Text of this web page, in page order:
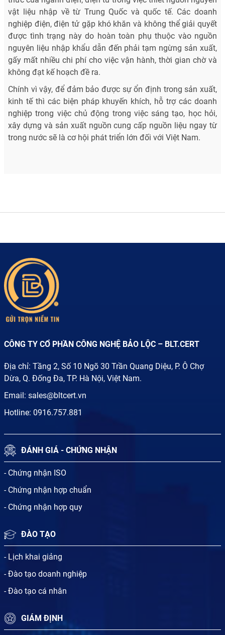
vật liệu nhập về từ Trung Quốc và quốc tế. Các doanh
nghiệp điện, điện tử gặp khó khăn và không thể giải quyết
được tình trạng này do hoàn toàn phụ thuộc vào nguồn
nguyên liệu nhập khẩu dẫn đến phải tạm ngừng sản xuất,
gấy mất nhiều chi phí cho việc vận hành, thời gian chờ và
không đạt kế hoạch đề ra.
Chính vì vậy, để đảm bảo được sự ổn định trong sản xuất,
kinh tế thì các biện pháp khuyến khích, hỗ trợ các doanh
nghiệp trong việc chủ động trong việc sáng tạo, học hỏi,
xây dựng và sản xuất nguồn cung cấp nguồn liệu ngay từ
trong nước sẽ là cơ hội phát triển lớn đối với Việt Nam.
CÔNG TY CỔ PHẦN CÔNG NGHỆ BẢO LỘC – BLT.CERT
Địa chỉ: Tầng 2, Số 10 Ngõ 30 Trần Quang Diệu, P. Ô Chợ
Dừa, Q. Đống Đa, TP. Hà Nội, Việt Nam.
Email: sales@bltcert.vn
Hotline: 0916.757.881
ĐÁNH GIÁ - CHỨNG NHẬN
- Chứng nhận ISO
- Chứng nhận hợp chuẩn
- Chứng nhận hợp quy
ĐÀO TẠO
- Lịch khai giảng
- Đào tạo doanh nghiệp
- Đào tạo cá nhân
GIÁM ĐỊNH